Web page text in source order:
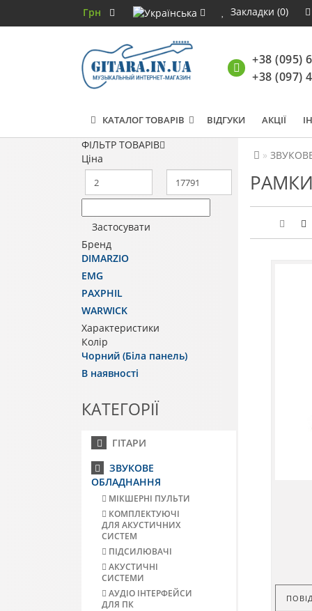
Грн Закладки (0)
+38 (095)
+38 (097)
КАТАЛОГ ТОВАРІВ ВІДГУКИ АКЦІЇ
ФІЛЬТР ТОВАРІВ
Ціна
Застосувати
Бренд
DIMARZIO
EMG
PAXPHIL
WARWICK
Характеристики
Колір
Чорний (Біла панель)
В наявності
КАТЕГОРІЇ
ГІТАРИ
ЗВУКОВЕ
ОБЛАДНАННЯ
МІКШЕРНІ ПУЛЬТИ
КОМПЛЕКТУЮЧІ
ДЛЯ АКУСТИЧНИХ
СИСТЕМ
ПІДСИЛЮВАЧІ
АКУСТИЧНІ
СИСТЕМИ
АУДІО ІНТЕРФЕЙСИ
ДЛЯ ПК